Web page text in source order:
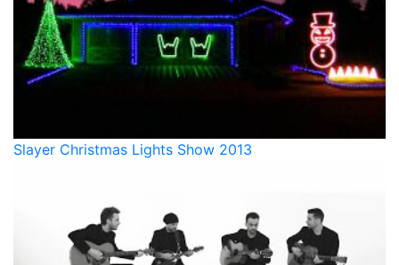
Slayer Christmas Lights Show 2013